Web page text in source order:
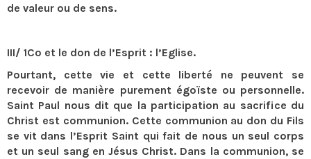
de valeur ou de sens.
III/ 1Co et le don de l’Esprit : l’Eglise.
Pourtant, cette vie et cette liberté ne peuvent se
recevoir de manière purement égoïste ou personnelle.
Saint Paul nous dit que la participation au sacrifice du
Christ est communion. Cette communion au don du Fils
se vit dans l’Esprit Saint qui fait de nous un seul corps
et un seul sang en Jésus Christ. Dans la communion, se